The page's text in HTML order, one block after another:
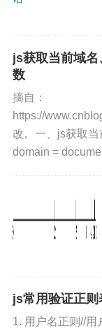
js获取当前域
数
摘自：
https://
改。一、js获取
domain =
js常用验证正则
1. 用户名正则//用